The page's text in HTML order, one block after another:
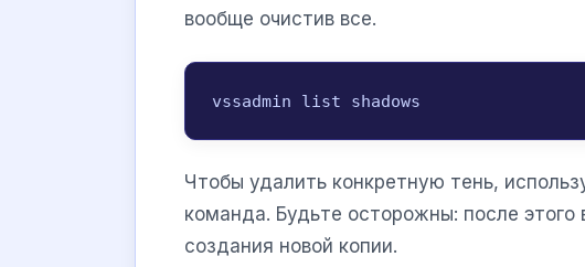
вообще очистив все.
vssadmin list shadows
Чтобы удалить конкретную тень,
команда. Будьте осторожны: после
создания новой копии.